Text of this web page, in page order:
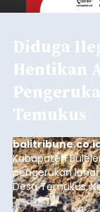
Diduga
Hentikan
Temukus
Kabupaten
pengerukan
Desa Temukus,
ditemukan